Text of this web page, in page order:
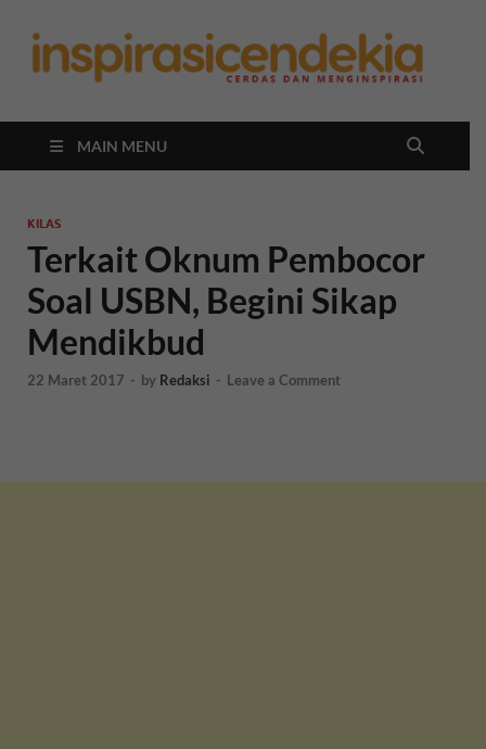
MAIN MENU
KILAS
Terkait Oknum Pembocor
Soal USBN, Begini Sikap
Mendikbud
22 Maret 2017 - by Redaksi - Leave a Comment